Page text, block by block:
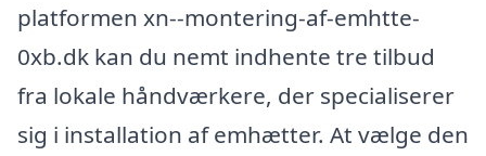
platformen xn--montering-af-emhtte-
0xb.dk kan du nemt indhente tre tilbud
fra lokale håndværkere, der specialiserer
sig i installation af emhætter. At vælge den